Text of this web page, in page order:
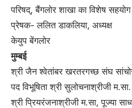
परिषद्, बैंगलोर शाखा का विशेष सहयोग
प्रेषक- ललित डाकलिया, अध्यक्ष
केयुप बेंगलोर
मुम्बई
श्री जैन श्वेतांबर खरतरगच्छ संघ
पद विभूषिता श्री सुलोचनाश्रीजी
श्री प्रियरंजनाश्रीजी म.सा, पूज्या